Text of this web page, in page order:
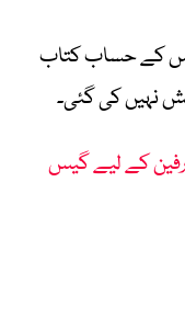
اس کے حساب کتاب
نہیں کی گئی۔
کے لیے گیس